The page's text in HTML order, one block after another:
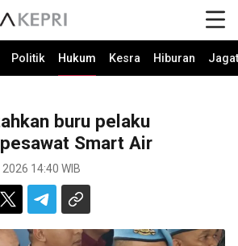
Politik Hukum Kesra Hiburan Jagat
buru pelaku
Smart Air
14:40 WIB